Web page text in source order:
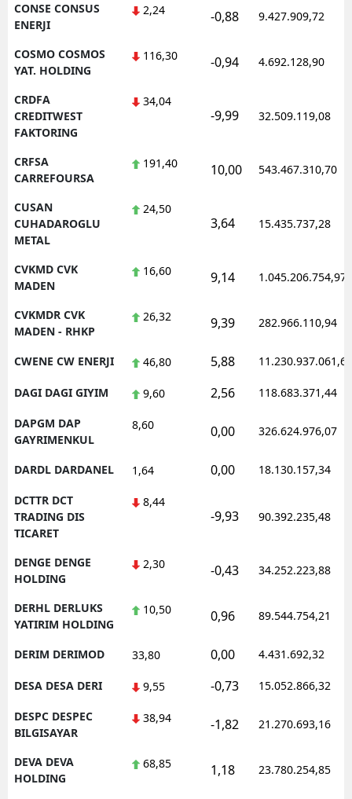
CONSE CONSUS
ENERJI
2,24 -0,88 9.427.909,72
COSMO COSMOS
YAT. HOLDING
116,30 -0,94 4.692.128,90
CRDFA
CREDITWEST
FAKTORING
34,04
-9,99 32.509.119,08
CRFSA
CARREFOURSA
191,40 10,00 543.467.310,70
CUSAN
CUHADAROGLU
METAL
24,50
3,64 15.435.737,28
CVKMD CVK
MADEN
16,60 9,14 1.045.206.754,97
CVKMDR CVK
MADEN - RHKP
26,32 9,39 282.966.110,94
CWENE CW ENERJI 46,80 5,88 11.230.937.061,62
DAGI DAGI GIYIM 9,60 2,56 118.683.371,44
DAPGM DAP
GAYRIMENKUL
8,60 0,00 326.624.976,07
DARDL DARDANEL 1,64 0,00 18.130.157,34
DCTTR DCT
TRADING DIS
TICARET
8,44
-9,93 90.392.235,48
DENGE DENGE
HOLDING
2,30 -0,43 34.252.223,88
DERHL DERLUKS
YATIRIM HOLDING
10,50 0,96 89.544.754,21
DERIM DERIMOD 33,80 0,00 4.431.692,32
DESA DESA DERI 9,55 -0,73 15.052.866,32
DESPC DESPEC
BILGISAYAR
38,94 -1,82 21.270.693,16
DEVA DEVA
HOLDING
68,85 1,18 23.780.254,85